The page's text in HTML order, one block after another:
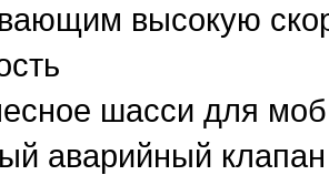
высокую
шасси для
аварийный